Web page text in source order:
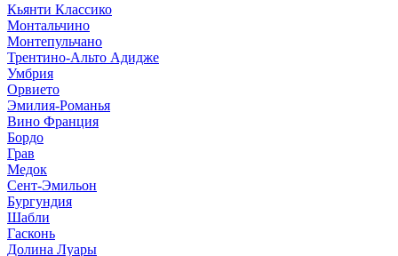
Кьянти Классико
Монтальчино
Монтепульчано
Трентино-Альто Адидже
Умбрия
Орвието
Эмилия-Романья
Вино Франция
Бордо
Грав
Медок
Сент-Эмильон
Бургундия
Шабли
Гасконь
Долина Луары